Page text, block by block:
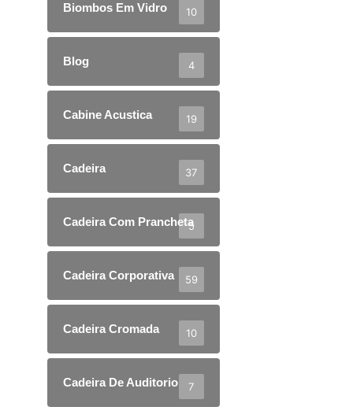
Biombos Em Vidro 10
Blog 4
Cabine Acustica 19
Cadeira 37
Cadeira Com Prancheta
5
Cadeira Corporativa 59
Cadeira Cromada 10
Cadeira De Auditorio 7